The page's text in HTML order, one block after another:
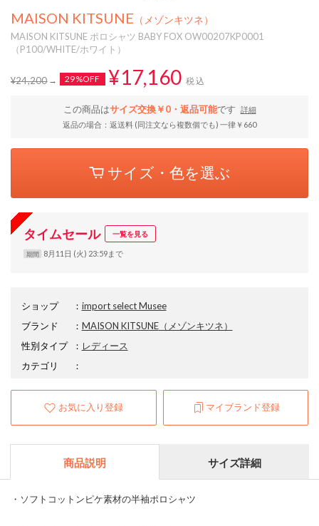
MAISON KITSUNE （メゾンキツネ）
MAISON KITSUNE ポロシャツ BABY FOX OW00207KP0001
（P100/WHITE/ホワイト）
¥24,200 29%OFF ¥17,160 税込
この商品はサイズ交換￥0・返品可能です
詳細
返品の場合：返送料 (同注文なら複数個でも) 一律￥660
サイズ・色を選ぶ
タイムセール 一覧を見る
期間 8月11日 (火) 23:59まで
ショップ ： import select Musee
ブランド
： MAISON KITSUNE（メゾンキツネ）
性別タイプ
： レディース
カテゴリ
：
お気に入り登録 マイブランド登録
商品説明 サイズ詳細
・ソフトコットンピケ素材の半袖ポロシャツ